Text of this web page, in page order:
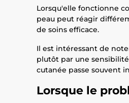
Lorsqu'elle fonctionne
peau peut réagir
de soins efficace.
Il est intéressant de
plutôt par une
cutanée passe souvent
Lorsque le